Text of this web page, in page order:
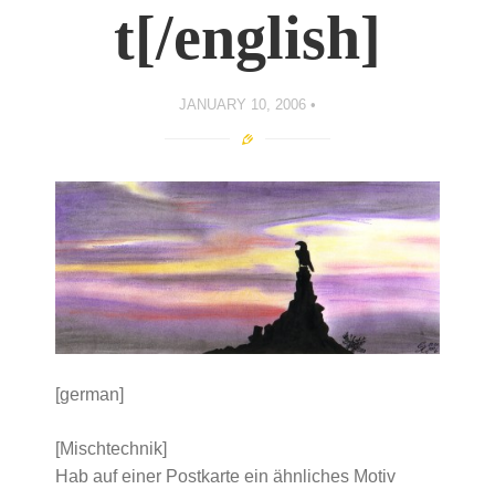
t[/english]
JANUARY 10, 2006
[german]
[Mischtechnik]
Hab auf einer Postkarte ein ähnliches Motiv